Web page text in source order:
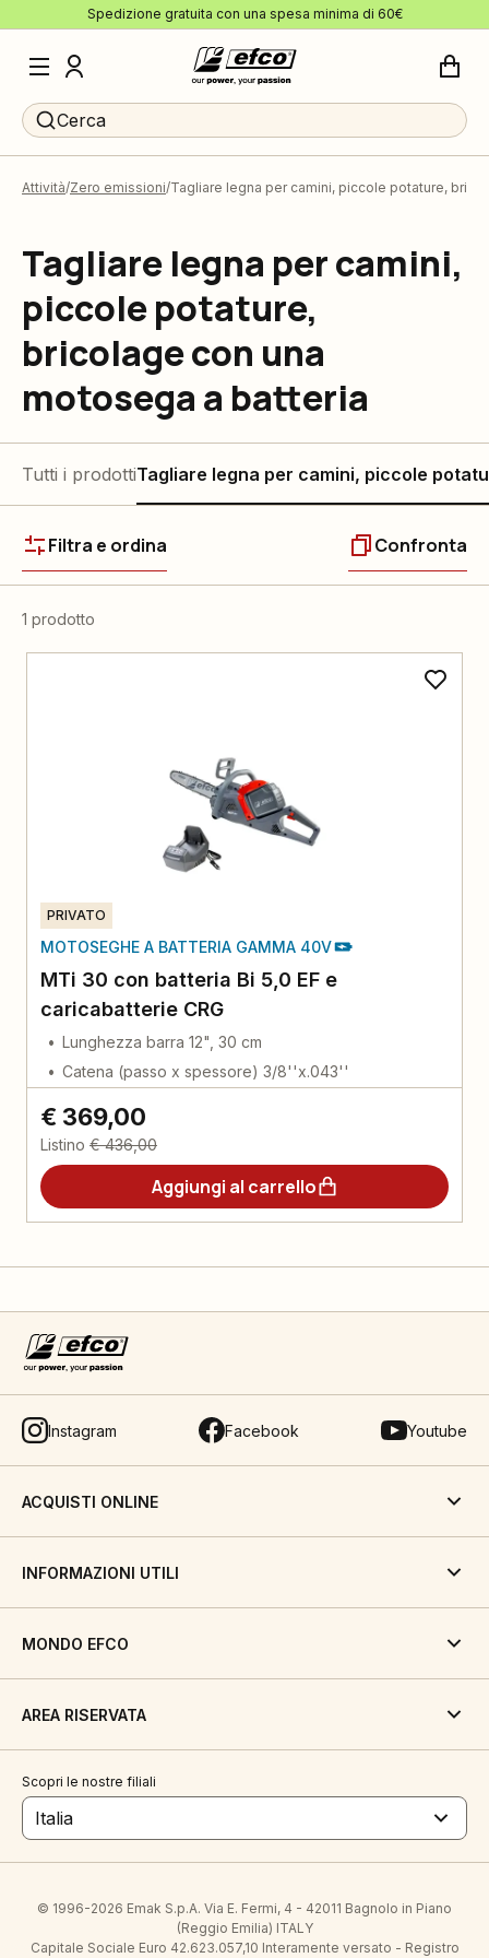
Spedizione gratuita con una spesa minima di 60€
Cerca
Attività Zero emissioni Tagliare legna per camini, piccole potature,
Tagliare legna per camini,
piccole potature,
bricolage con una
motosega a batteria
Tutti i prodottiTagliare legna per camini, piccole
Filtra e ordina Confronta
1 prodotto
PRIVATO
MOTOSEGHE A BATTERIA GAMMA 40V
MTi 30 con batteria Bi 5,0 EF e
caricabatterie CRG
Lunghezza barra 12", 30 cm
Catena (passo x spessore) 3/8''x.043''
€ 369,00
Listino € 436,00
Aggiungi al carrello
Instagram Facebook Youtube
ACQUISTI ONLINE
INFORMAZIONI UTILI
MONDO EFCO
AREA RISERVATA
Scopri le nostre filiali
Italia
© 1996-2026 Emak S.p.A. Via E. Fermi, 4 - 42011 Bagnolo in Piano
(Reggio Emilia) ITALY
Capitale Sociale Euro 42.623.057,10 Interamente versato - Registro